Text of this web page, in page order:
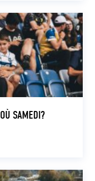
SAMEDI?